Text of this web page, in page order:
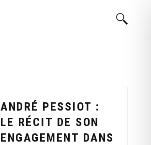
ANDRÉ PESSIOT :
LE RÉCIT DE SON
ENGAGEMENT DANS